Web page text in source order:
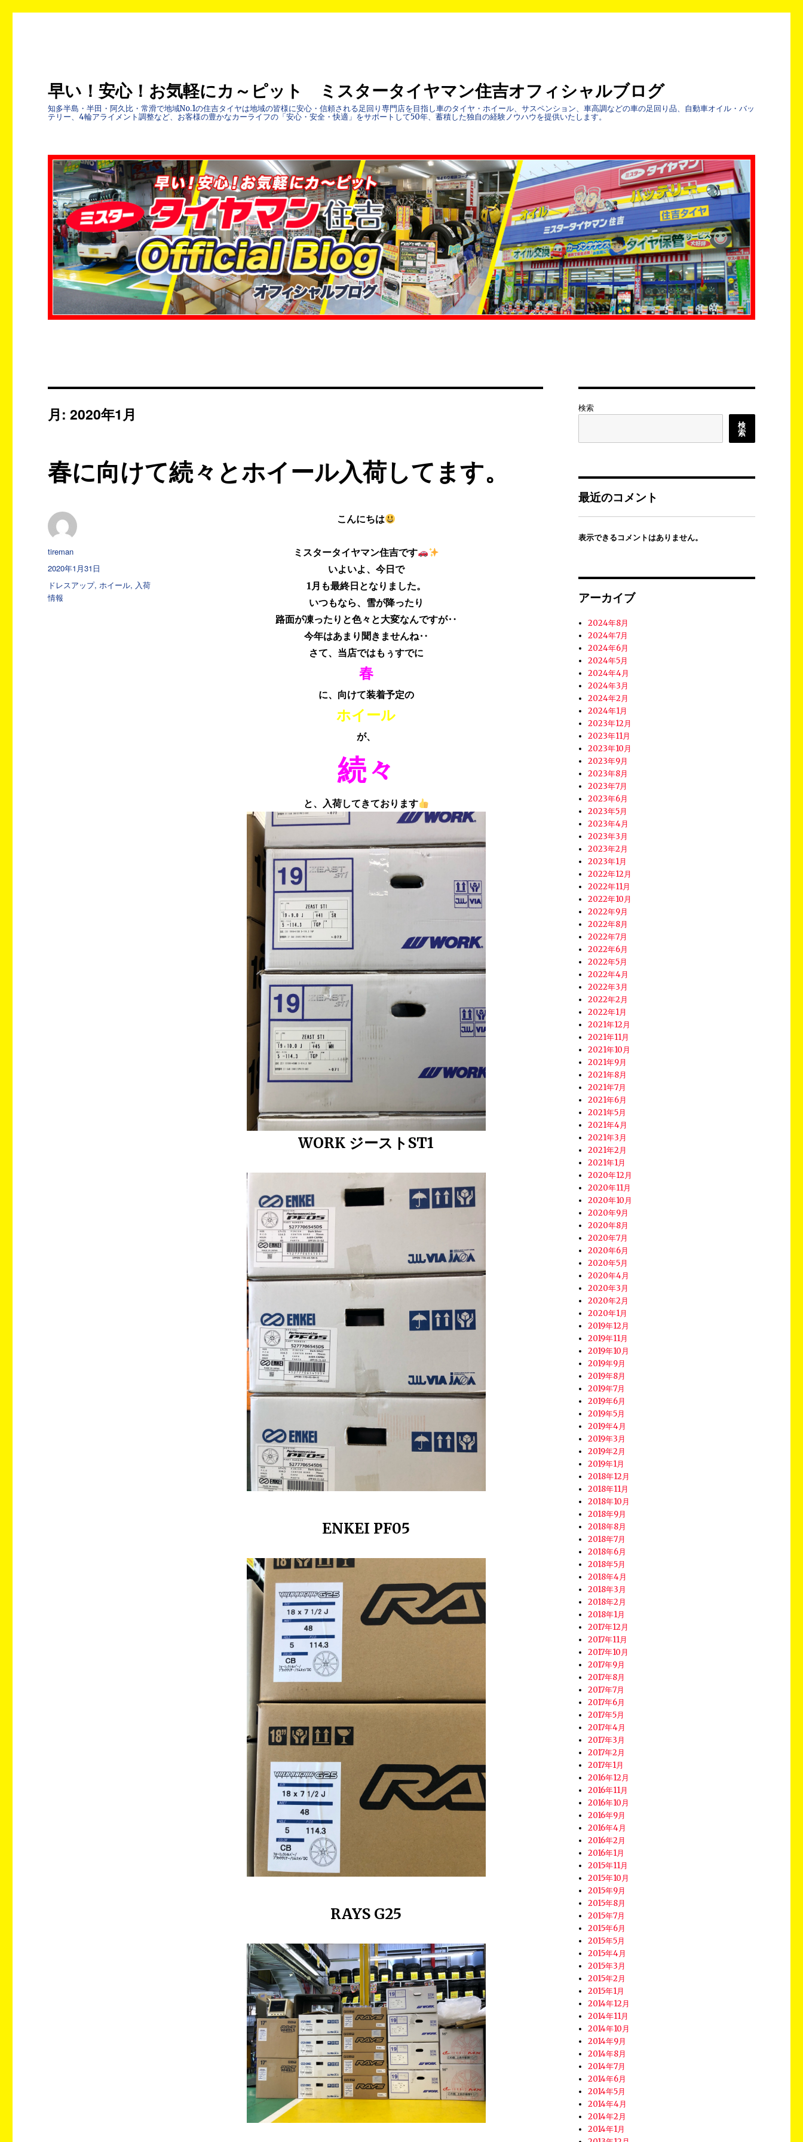
早い！安心！お気軽にカ～ピット ミスタータイヤマン住吉オフィシャルブログ
知多半島・半田・阿久比・常滑で地域No.1の住吉タイヤは地域の皆様に安心・信頼される足回り専門店を目指し車のタイヤ・ホイール、サスペンション、車高調などの車の足回り品、自動車オイル・バッ
テリー、4輪アライメント調整など、お客様の豊かなカーライフの「安心・安全・快適」をサポートして50年、蓄積した独自の経験ノウハウを提供いたします。
月:2020年1月
春に向けて続々とホイール入荷してます。
こんにちは
ミスタータイヤマン住吉です
いよいよ、今日で
1月も最終日となりました。
いつもなら、雪が降ったり
路面が凍ったりと色々と大変なんですが‥
今年はあまり聞きませんね‥
さて、当店ではもぅすでに
春
に、向けて装着予定の
ホイール
が、
続々
と、入荷してきております
WORK ジーストST1
ENKEI PF05
RAYS G25
投
稿
tireman
投
稿
日:
2020年1月31日
カ
テ
ドレスアップ,ホイール, 入荷
情報
検索
検
索
最近のコメント
表示できるコメントはありません。
アーカイブ
2024年8月
2024年7月
2024年6月
2024年5月
2024年4月
2024年3月
2024年2月
2024年1月
2023年12月
2023年11月
2023年10月
2023年9月
2023年8月
2023年7月
2023年6月
2023年5月
2023年4月
2023年3月
2023年2月
2023年1月
2022年12月
2022年11月
2022年10月
2022年9月
2022年8月
2022年7月
2022年6月
2022年5月
2022年4月
2022年3月
2022年2月
2022年1月
2021年12月
2021年11月
2021年10月
2021年9月
2021年8月
2021年7月
2021年6月
2021年5月
2021年4月
2021年3月
2021年2月
2021年1月
2020年12月
2020年11月
2020年10月
2020年9月
2020年8月
2020年7月
2020年6月
2020年5月
2020年4月
2020年3月
2020年2月
2020年1月
2019年12月
2019年11月
2019年10月
2019年9月
2019年8月
2019年7月
2019年6月
2019年5月
2019年4月
2019年3月
2019年2月
2019年1月
2018年12月
2018年11月
2018年10月
2018年9月
2018年8月
2018年7月
2018年6月
2018年5月
2018年4月
2018年3月
2018年2月
2018年1月
2017年12月
2017年11月
2017年10月
2017年9月
2017年8月
2017年7月
2017年6月
2017年5月
2017年4月
2017年3月
2017年2月
2017年1月
2016年12月
2016年11月
2016年10月
2016年9月
2016年4月
2016年2月
2016年1月
2015年11月
2015年10月
2015年9月
2015年8月
2015年7月
2015年6月
2015年5月
2015年4月
2015年3月
2015年2月
2015年1月
2014年12月
2014年11月
2014年10月
2014年9月
2014年8月
2014年7月
2014年6月
2014年5月
2014年4月
2014年2月
2014年1月